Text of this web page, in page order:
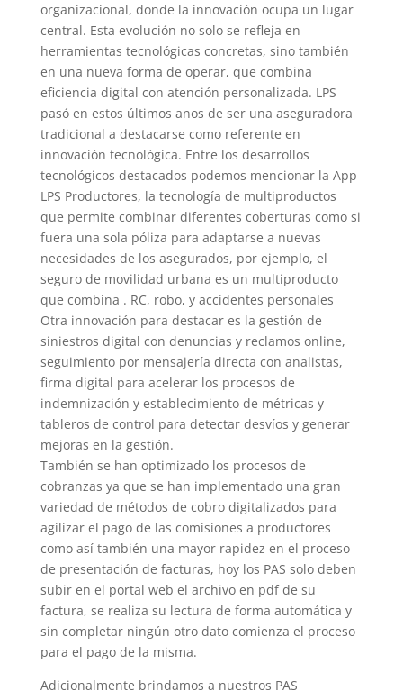
organizacional, donde la innovación ocupa un lugar
central. Esta evolución no solo se refleja en
herramientas tecnológicas concretas, sino también
en una nueva forma de operar, que combina
eficiencia digital con atención personalizada. LPS
pasó en estos últimos anos de ser una aseguradora
tradicional a destacarse como referente en
innovación tecnológica. Entre los desarrollos
tecnológicos destacados podemos mencionar la App
LPS Productores, la tecnología de multiproductos
que permite combinar diferentes coberturas como si
fuera una sola póliza para adaptarse a nuevas
necesidades de los asegurados, por ejemplo, el
seguro de movilidad urbana es un multiproducto
que combina . RC, robo, y accidentes personales
Otra innovación para destacar es la gestión de
siniestros digital con denuncias y reclamos online,
seguimiento por mensajería directa con analistas,
firma digital para acelerar los procesos de
indemnización y establecimiento de métricas y
tableros de control para detectar desvíos y generar
mejoras en la gestión.
También se han optimizado los procesos de
cobranzas ya que se han implementado una gran
variedad de métodos de cobro digitalizados para
agilizar el pago de las comisiones a productores
como así también una mayor rapidez en el proceso
de presentación de facturas, hoy los PAS solo deben
subir en el portal web el archivo en pdf de su
factura, se realiza su lectura de forma automática y
sin completar ningún otro dato comienza el proceso
para el pago de la misma.
Adicionalmente brindamos a nuestros PAS